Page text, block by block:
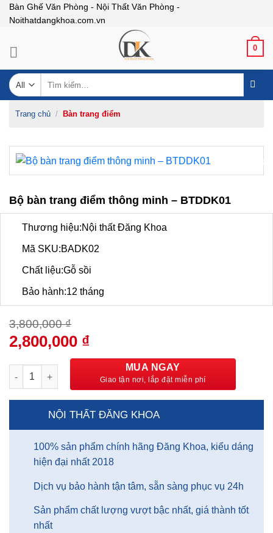
SkipBàn Ghế Văn Phòng - Nội Thất Văn Phòng -
Noithatdangkhoa.com.vn
0
kiếm:
Trang chủ / Bàn trang điểm
-26%
Bộ bàn trang điểm thông minh – BTDDK01
Thương hiệu:Nội thất Đăng Khoa
Mã SKU:BADK02
Chất liệu:Gỗ sồi
Bảo hành:12 tháng
3,800,000₫
Giá
gốc
là:
3,800,000 ₫.
2,800,000 ₫Giá
tại
2,800,000 ₫.
Bộ bàn trang điểm thông minh – BTDDK01 số lượng
MUA NGAY
NỘI THẤT ĐĂNG KHOA
100% sản phẩm chính hãng Đăng Khoa, kiểu dáng
hiện đại nhất 2018
Dịch vụ bảo hành tận tâm, sẵn sàng phục vụ 24h
Sản phẩm chất lượng vượt bậc nhất, giá thành tốt
nhất